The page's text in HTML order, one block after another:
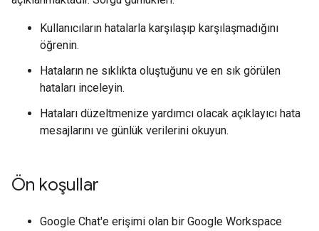
Kullanıcıların hatalarla karşılaşıp karşılaşmadığını
öğrenin.
Hataların ne sıklıkta oluştuğunu ve en sık görülen
hataları inceleyin.
Hataları düzeltmenize yardımcı olacak açıklayıcı hata
mesajlarını ve günlük verilerini okuyun.
Ön koşullar
Google Chat'e erişimi olan bir Google Workspace